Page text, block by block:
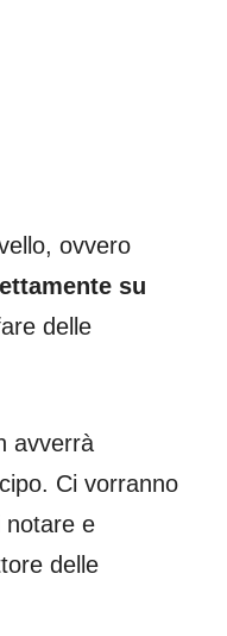
ovvero
su
delle
avverrà
Ci vorranno
notare e
delle